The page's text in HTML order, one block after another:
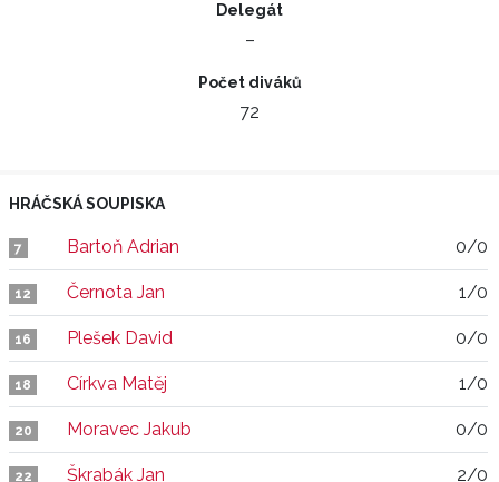
Delegát
–
Počet diváků
72
HRÁČSKÁ SOUPISKA
7 Bartoň Adrian 0/0
12 Černota Jan 1/0
16 Plešek David 0/0
18 Církva Matěj 1/0
20 Moravec Jakub 0/0
22 Škrabák Jan 2/0